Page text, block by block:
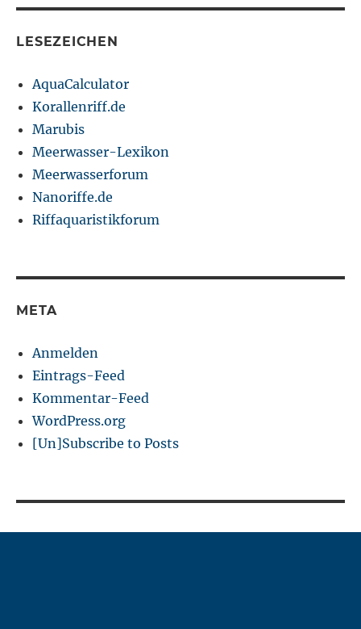
LESEZEICHEN
AquaCalculator
Korallenriff.de
Marubis
Meerwasser-Lexikon
Meerwasserforum
Nanoriffe.de
Riffaquaristikforum
META
Anmelden
Eintrags-Feed
Kommentar-Feed
WordPress.org
[Un]Subscribe to Posts